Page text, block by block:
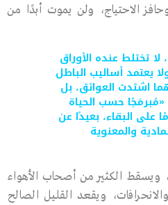
الاحتياج، ولن يموت أبدًا من
تختلط عنده الأوراق
يعتمد أساليب الباطل
اشتدت العوائق، بل
حسب الحياة
على البقاء، بعيدًا عن
والمعنوية
ويسقط الكثير من أصحاب الأهواء
ويقعد القليل الصالح